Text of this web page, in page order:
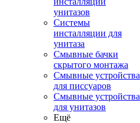
унитазов
Системы
инсталляции для
унитаза
Смывные бачки
скрытого монтажа
Смывные устройства
для писсуаров
Смывные устройства
для унитазов
Ещё